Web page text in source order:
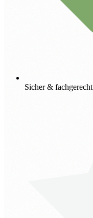
Sicher & fachgerecht